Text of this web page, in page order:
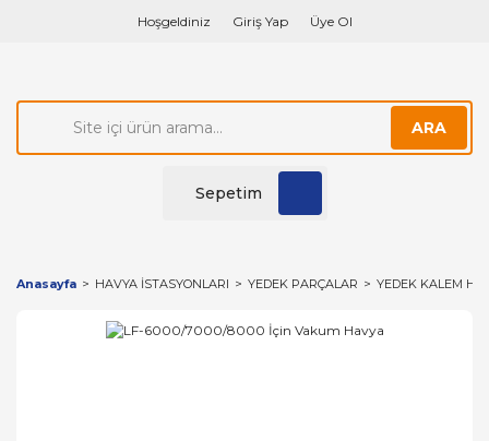
Hoşgeldiniz Giriş Yap Üye Ol
ARA
Sepetim
Anasayfa HAVYA İSTASYONLARI YEDEK PARÇALAR YEDEK KALEM